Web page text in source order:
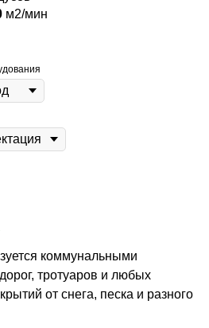
м2/мин
коммунальными
тротуаров и любых
от снега, песка и разного